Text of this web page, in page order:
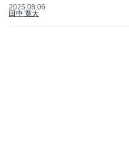
2025.08.06
田中 寛大